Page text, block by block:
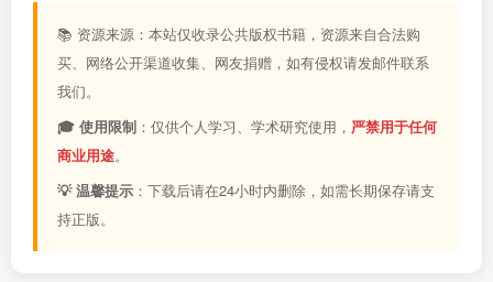
📚 资源来源：本站仅收录公共版权书籍，资源来自合法购
买、网络公开渠道收集、网友捐赠，如有侵权请发邮件联系
我们。
🎓 使用限制 ：仅供个人学习、学术研究使用， 严禁用于任何
商业用途。
💡 温馨提示 ：下载后请在24小时内删除，如需长期保存请支
持正版。